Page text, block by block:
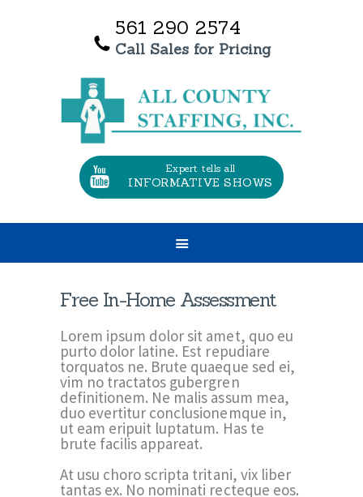
561 290 2574
Call Sales for Pricing
Expert tells all
INFORMATIVE SHOWS
HOME
OUR SERVICES
ABOUT US
TESTIMONIALS
CONTACT US
Free In-Home Assessment
Lorem ipsum dolor sit amet, quo eu
purto dolor latine. Est repudiare
torquatos ne. Brute quaeque sed ei,
vim no tractatos gubergren
definitionem. Ne malis assum mea,
duo evertitur conclusionemque in,
ut eam eripuit luptatum. Has te
brute facilis appareat.
At usu choro scripta tritani, vix liber
tantas ex. No nominati recteque eos.